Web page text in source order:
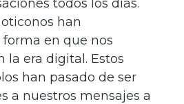
todos los días.
han
en que nos
la era digital. Estos
han pasado de ser
a nuestros mensajes a